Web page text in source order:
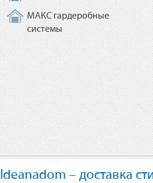
МАКС гардеробные
системы
Ideanadom – доставка